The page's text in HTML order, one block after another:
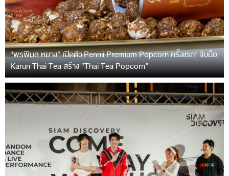
“พรพิมล หยาง” เปิดตัว Pennii Premium Popcorn ครั้งแรก! จับมือ
Karun Thai Tea สร้าง “Thai Tea Popcorn”